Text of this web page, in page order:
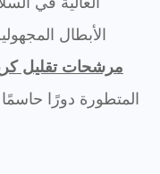
الأبطال
مرشحات تقليل
المتطورة دورًا